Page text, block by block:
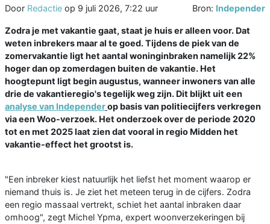
Door Redactie op 9 juli 2026, 7:22 uur Bron: Independer
Zodra je met vakantie gaat, staat je huis er alleen voor. Dat
weten inbrekers maar al te goed. Tijdens de piek van de
zomervakantie ligt het aantal woninginbraken namelijk 22%
hoger dan op zomerdagen buiten de vakantie. Het
hoogtepunt ligt begin augustus, wanneer inwoners van alle
drie de vakantieregio's tegelijk weg zijn. Dit blijkt uit een
analyse van Independerop basis van politiecijfers verkregen
via een Woo-verzoek. Het onderzoek over de periode 2020
tot en met 2025 laat zien dat vooral in regio Midden het
vakantie-effect het grootst is.
"Een inbreker kiest natuurlijk het liefst het moment waarop er
niemand thuis is. Je ziet het meteen terug in de cijfers. Zodra
een regio massaal vertrekt, schiet het aantal inbraken daar
omhoog", zegt Michel Ypma, expert woonverzekeringen bij